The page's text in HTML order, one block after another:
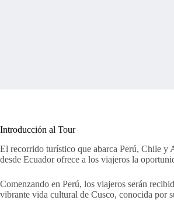
Introducción al Tour
El recorrido turístico que abarca Perú, Chile y
desde Ecuador ofrece a los viajeros la
Comenzando en Perú, los viajeros serán
vibrante vida cultural de Cusco, conocida por